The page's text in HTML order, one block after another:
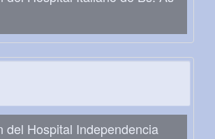
del Hospital Independencia